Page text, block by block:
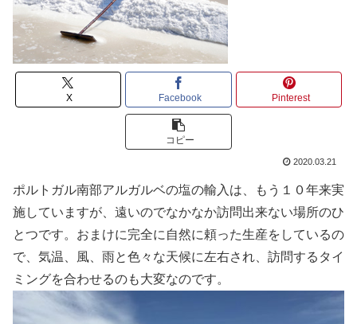
X Facebook Pinterest
コピー
2020.03.21
ポルトガル南部アルガルベの塩の輸入は、もう１０年来実
施していますが、遠いのでなかなか訪問出来ない場所のひ
とつです。おまけに完全に自然に頼った生産をしているの
で、気温、風、雨と色々な天候に左右され、訪問するタイ
ミングを合わせるのも大変なのです。